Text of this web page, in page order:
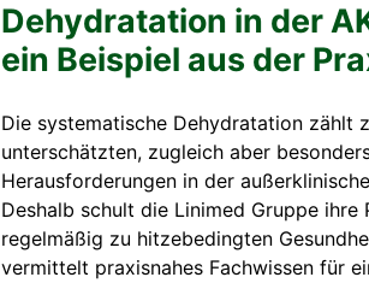
Dehydratation in der
ein Beispiel aus der
Die systematische Dehydratation zählt
unterschätzten, zugleich aber
Herausforderungen in der
Deshalb schult die Linimed Gruppe ihre
regelmäßig zu hitzebedingten
vermittelt praxisnahes Fachwissen für